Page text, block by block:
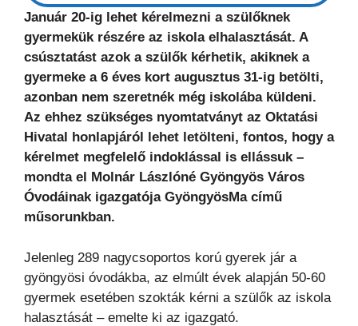
Január 20-ig lehet kérelmezni a szülőknek
gyermekük részére az iskola elhalasztását. A
csúsztatást azok a szülők kérhetik, akiknek a
gyermeke a 6 éves kort augusztus 31-ig betölti,
azonban nem szeretnék még iskolába küldeni.
Az ehhez szükséges nyomtatványt az Oktatási
Hivatal honlapjáról lehet letölteni, fontos, hogy a
kérelmet megfelelő indoklással is ellássuk –
mondta el Molnár Lászlóné Gyöngyös Város
Óvodáinak igazgatója GyöngyösMa című
műsorunkban.
Jelenleg 289 nagycsoportos korú gyerek jár a
gyöngyösi óvodákba, az elmúlt évek alapján 50-60
gyermek esetében szokták kérni a szülők az iskola
halasztását – emelte ki az igazgató.